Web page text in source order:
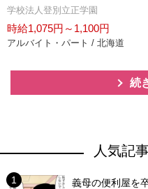
学校法人登別立正学園
時給1,075円～1,100円
アルバイト・パート / 北海道
続
人気記
義母の便利屋を